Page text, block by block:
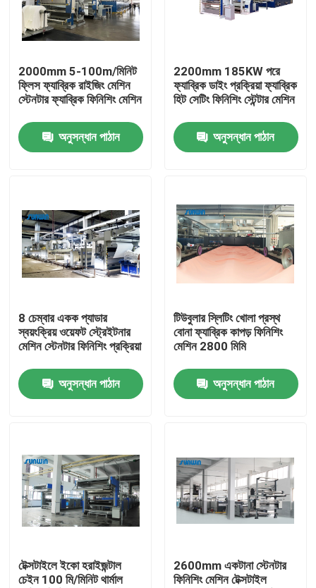
আমাদের সম্পর্কে
পরিচিতি
পণ্য
টেক্সটাইল স্টেনটার মেশিন
গরম বায়ু স্টেনটার মেশিন
টেক্সটাইল শুকানোর মেশিন
টেক্সটাইল ফিনিশিং মেশিন
2000mm 5-100m/মিনিট
ফ্লিস ফ্যাব্রিক রাইজিং মেশিন
স্টেনটার ফ্যাব্রিক ফিনিশিং মেশিন
অনুসন্ধান পাঠান
2200mm 185KW পরে
ফ্যাব্রিক ডাইং প্রক্রিয়া ফ্যাব্রিক
হিট সেটিং ফিনিশিং স্টেন্টার মেশিন
অনুসন্ধান পাঠান
8 চেম্বার একক প্যাডার
স্বয়ংক্রিয় ওয়েফট স্ট্রেইটনার
মেশিন স্টেনটার ফিনিশিং প্রক্রিয়া
অনুসন্ধান পাঠান
টিউবুলার স্লিটিং খোলা প্রস্থ
বোনা ফ্যাব্রিক কাপড় ফিনিশিং
মেশিন 2800 মিমি
অনুসন্ধান পাঠান
টেক্সটাইলে ইকো হরাইজন্টাল
চেইন 100 মি/মিনিট থার্মাল
2600mm একটানা স্টেনটার
ফিনিশিং মেশিন টেক্সটাইল